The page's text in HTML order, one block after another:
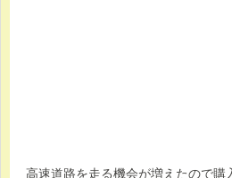
高速道路を走る機会が増えたので購